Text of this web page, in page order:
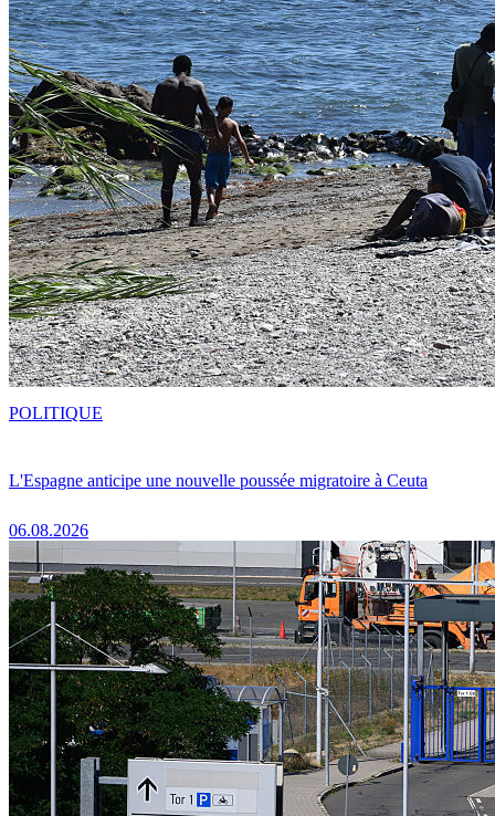
L'Espagne anticipe une nouvelle poussée migratoire à Ceuta
06.08.2026
POLITIQUE